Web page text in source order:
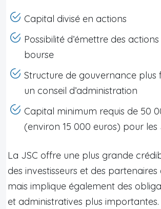
Capital divisé en actions
Possibilité d’émettre des
bourse
Structure de gouvernance plus
un conseil d’administration
Capital minimum requis de 50
(environ 15 000 euros) pour les
La JSC offre une plus grande
des investisseurs et des
mais implique également des
et administratives plus importantes.